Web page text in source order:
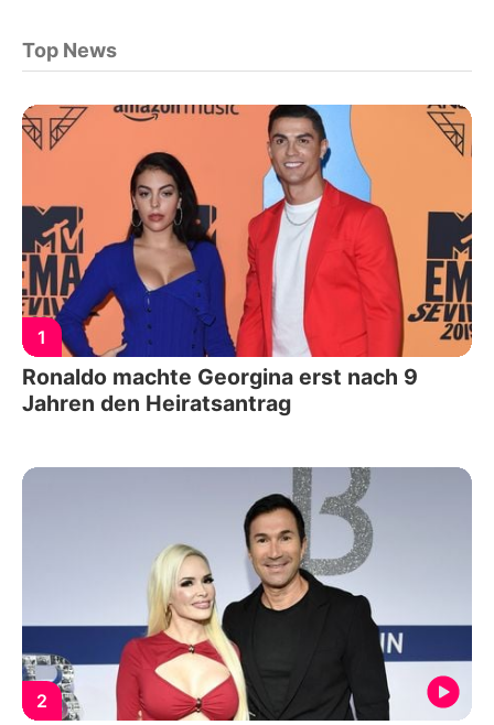
Top News
1
Ronaldo machte Georgina erst nach 9
Jahren den Heiratsantrag
2